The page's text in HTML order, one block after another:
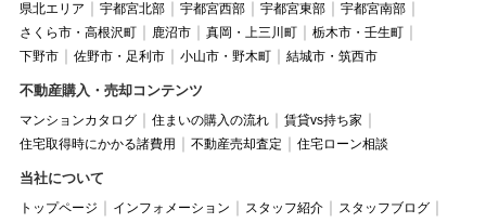
県北エリア
宇都宮北部 宇都宮西部 宇都宮東部
宇都宮南部
さくら市・高根沢町
鹿沼市 真岡・上三川町
栃木市・壬生町
下野市
佐野市・足利市 小山市・野木町 結城市・筑西市
不動産購入・売却コンテンツ
マンションカタログ 住まいの購入の流れ
賃貸vs持ち家
住宅取得時にかかる諸費用
不動産売却査定 住宅ローン相談
当社について
トップページ インフォメーション スタッフ紹介
スタッフブログ